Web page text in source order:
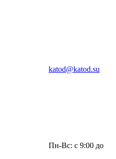
katod@katod.su
Пн-Вс: с 9:00 до